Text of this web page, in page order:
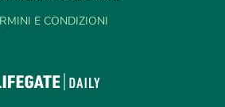
E CONDIZIONI